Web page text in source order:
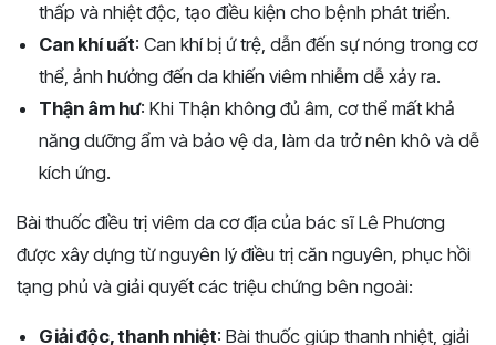
thấp và nhiệt độc, tạo điều kiện cho bệnh phát triển.
Can khí uất: Can khí bị ứ trệ, dẫn đến sự nóng trong cơ
thể, ảnh hưởng đến da khiến viêm nhiễm dễ xảy ra.
Thận âm hư: Khi Thận không đủ âm, cơ thể mất khả
năng dưỡng ẩm và bảo vệ da, làm da trở nên khô và dễ
kích ứng.
Bài thuốc điều trị viêm da cơ địa của bác sĩ Lê Phương
được xây dựng từ nguyên lý điều trị căn nguyên, phục hồi
tạng phủ và giải quyết các triệu chứng bên ngoài:
Giải độc, thanh nhiệt: Bài thuốc giúp thanh nhiệt, giải